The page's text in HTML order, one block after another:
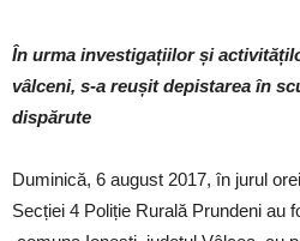
În urma investigațiilor și
vâlceni, s-a reușit depistarea în
dispărute
Duminică, 6 august 2017, în jurul
Secției 4 Poliție Rurală Prundeni au